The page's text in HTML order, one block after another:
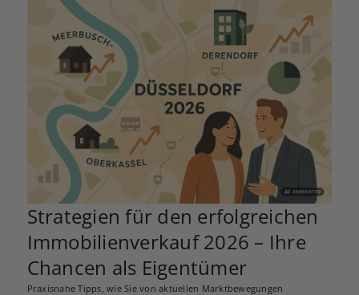
Strategien für den erfolgreichen
Immobilienverkauf 2026 – Ihre
Chancen als Eigentümer
Praxisnahe Tipps, wie Sie von aktuellen Marktbewegungen